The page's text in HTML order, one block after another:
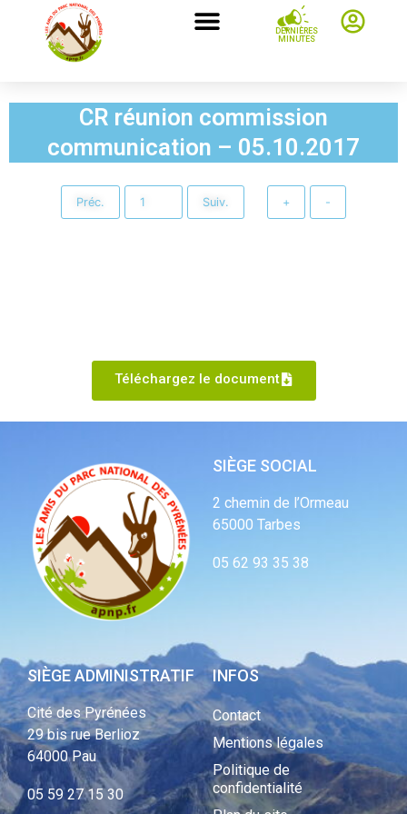
DERNIÈRES
MINUTES
CR réunion commission
communication – 05.10.2017
Préc. Suiv. + -
Téléchargez le document
SIÈGE SOCIAL
2 chemin de l’Ormeau
65000 Tarbes
05 62 93 35 38
SIÈGE ADMINISTRATIF
Cité des Pyrénées
29 bis rue Berlioz
64000 Pau
05 59 27 15 30
INFOS
Contact
Mentions légales
Politique de
confidentialité